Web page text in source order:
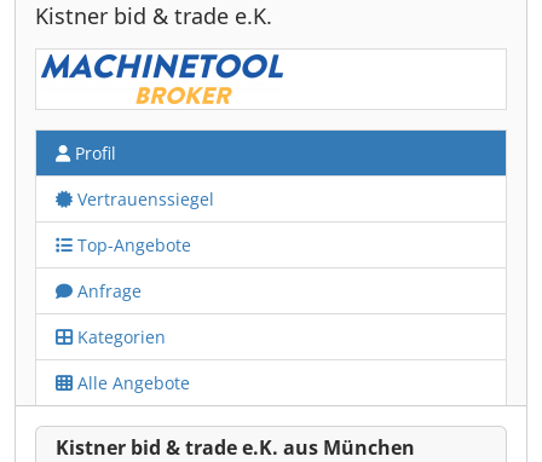
Kistner bid & trade e.K.
Profil
Vertrauenssiegel
Top-Angebote
Anfrage
Kategorien
Alle Angebote
Kistner bid & trade e.K. aus München